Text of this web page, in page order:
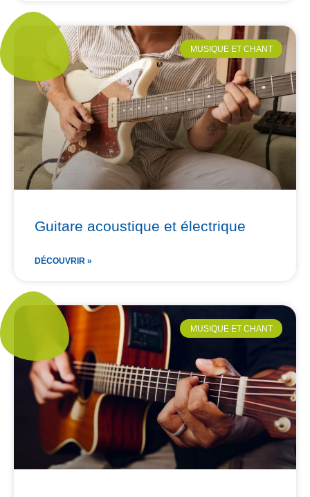
MUSIQUE ET CHANT
Guitare acoustique et électrique
DÉCOUVRIR »
MUSIQUE ET CHANT